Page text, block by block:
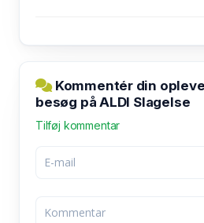
Kommentér din
besøg på ALDI Slagelse
Tilføj kommentar